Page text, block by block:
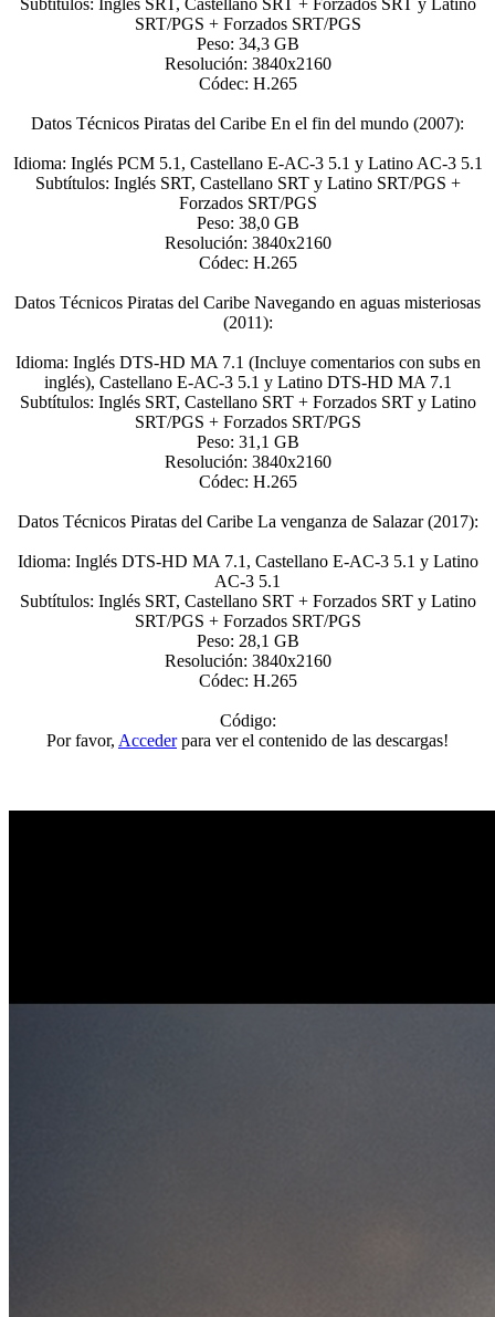
Subtítulos: Inglés SRT, Castellano SRT + Forzados SRT y Latino
SRT/PGS + Forzados SRT/PGS
Peso: 34,3 GB
Resolución: 3840x2160
Códec: H.265
Datos Técnicos Piratas del Caribe En el fin del mundo (2007):
Idioma: Inglés PCM 5.1, Castellano E-AC-3 5.1 y Latino AC-3 5.1
Subtítulos: Inglés SRT, Castellano SRT y Latino SRT/PGS +
Forzados SRT/PGS
Peso: 38,0 GB
Resolución: 3840x2160
Códec: H.265
Datos Técnicos Piratas del Caribe Navegando en aguas misteriosas
(2011):
Idioma: Inglés DTS-HD MA 7.1 (Incluye comentarios con subs en
inglés), Castellano E-AC-3 5.1 y Latino DTS-HD MA 7.1
Subtítulos: Inglés SRT, Castellano SRT + Forzados SRT y Latino
SRT/PGS + Forzados SRT/PGS
Peso: 31,1 GB
Resolución: 3840x2160
Códec: H.265
Datos Técnicos Piratas del Caribe La venganza de Salazar (2017):
Idioma: Inglés DTS-HD MA 7.1, Castellano E-AC-3 5.1 y Latino
AC-3 5.1
Subtítulos: Inglés SRT, Castellano SRT + Forzados SRT y Latino
SRT/PGS + Forzados SRT/PGS
Peso: 28,1 GB
Resolución: 3840x2160
Códec: H.265
Código:
Por favor, Accederpara ver el contenido de las descargas!